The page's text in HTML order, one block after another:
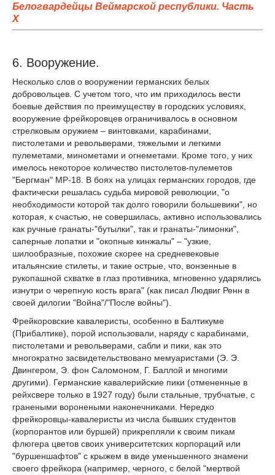
Белогвардейцы Веймарской республики. Часть
X
6. Вооружение.
Несколько слов о вооружении германских белых
добровольцев. С учетом того, что им приходилось вести
боевые действия по преимуществу в городских условиях,
вооружение фрейкоровцев ограничивалось в основном
стрелковым оружием – винтовками, карабинами,
пистолетами и револьверами, тяжелыми и легкими
пулеметами, минометами и огнеметами. Кроме того, у них
имелось некоторое количество пистолетов-пулеметов
"Бергман" МР-18. В боях на улицах германских городов, где
фактически решалась судьба мировой революции, "о
необходимости которой так долго говорили большевики", но
которая, к счастью, не совершилась, активно использовались
как ручные гранаты-"бутылки", так и гранаты-"лимонки",
саперные лопатки и "окопные кинжалы" – "узкие,
шилообразные, похожие скорее на средневековые
итальянские стилеты, и такие острые, что, вонзенные в
рукопашной схватке в глаз противника, мгновенно ударялись
изнутри о черепную кость врага" (как писал Людвиг Ренн в
своей дилогии "Война"/"После войны").
Фрейкоровские кавалеристы, особенно в Балтикуме
(Прибалтике), порой использовали, наряду с карабинами,
пистолетами и револьверами, сабли и пики, как это
многократно засвидетельствовано мемуаристами (Э. Э.
Двингером, Э. фон Саломоном, Г. Баллой и многими
другими). Германские кавалерийские пики (отмененные в
рейхсвере только в 1927 году) были стальные, трубчатые, с
гранеными воронеными наконечниками. Нередко
фрейкоровцы-кавалеристы из числа бывших студентов
(корпорантов или буршей) прикрепляли к своим пикам
флюгера цветов своих университетских корпораций или
"буршеншафтов" с крыжем в виде уменьшенного знамени
своего фрейкора (например, черного, с белой "мертвой